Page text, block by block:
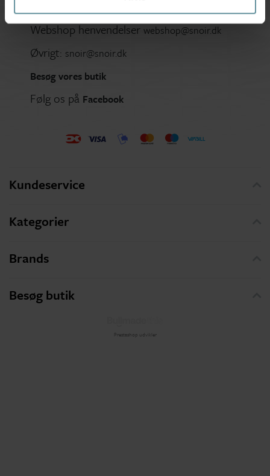
Webshop henvendelserwebshop@snoir.dk
Øvrigt: snoir@snoir.dk
Besøg vores butik
Følg os på Facebook
Kundeservice
Kategorier
Brands
Besøg butik
Prestashop udvikler